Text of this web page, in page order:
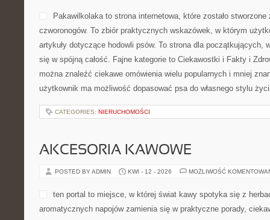
Pakawilkolaka to strona internetowa, które zostało
czworonogów. To zbiór praktycznych wskazówek, w którym
artykuły dotyczące hodowli psów. To strona dla początkujących,
się w spójną całość. Fajne kategorie to Ciekawostki i Fakty i
można znaleźć ciekawe omówienia wielu popularnych i mniej
użytkownik ma możliwość dopasować psa do własnego stylu
CATEGORIES: NIERUCHOMOŚCI
AKCESORIA KAWOWE
POSTED BY ADMIN KWI - 12 - 2026 MOŻLIWOŚĆ
ten portal to miejsce, w której świat kawy spotyka się z
aromatycznych napojów zamienia się w praktyczne porady,